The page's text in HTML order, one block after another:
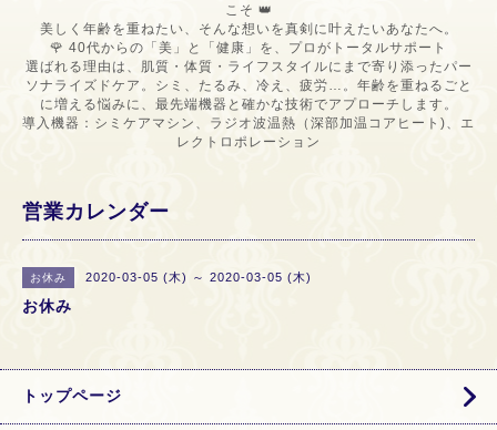
こそ 👑
美しく年齢を重ねたい、そんな想いを真剣に叶えたいあなたへ。
🌹 40代からの「美」と「健康」を、プロがトータルサポート
選ばれる理由は、肌質・体質・ライフスタイルにまで寄り添ったパー
ソナライズドケア。シミ、たるみ、冷え、疲労…。年齢を重ねるごと
に増える悩みに、最先端機器と確かな技術でアプローチします。
導入機器：シミケアマシン、ラジオ波温熱（深部加温コアヒート)、エ
レクトロポレーション
営業カレンダー
お休み 2020-03-05 (木) ～ 2020-03-05 (木)
お休み
トップページ